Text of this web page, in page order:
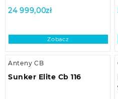
24 999,00zł
Zobacz
Anteny CB
Sunker Elite Cb 116